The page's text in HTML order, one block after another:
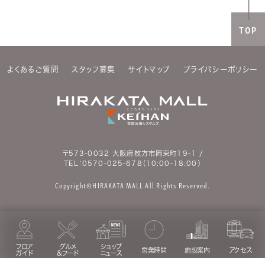
TOP
よくあるご質問 スタッフ募集 サイトマップ プライバシーポリシー
〒573-0032 大阪府枚方市岡東町19-1 /
TEL：0570-025-678 （10:00-18:00）
Copyright©HIRAKATA MALL All Rights Reserved.
フロア
ガイド
グルメ
&フード
ショップ
ニュース
営業時間 施設案内 アクセス